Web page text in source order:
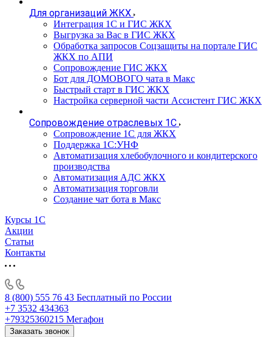
Для организаций ЖКХ
Интеграция 1С и ГИС ЖКХ
Выгрузка за Вас в ГИС ЖКХ
Обработка запросов Соцзащиты на портале ГИС
ЖКХ по АПИ
Сопровождение ГИС ЖКХ
Бот для ДОМОВОГО чата в Макс
Быстрый старт в ГИС ЖКХ
Настройка серверной части Ассистент ГИС ЖКХ
Сопровождение отраслевых 1С
Сопровождение 1С для ЖКХ
Поддержка 1С:УНФ
Автоматизация хлебобулочного и кондитерского
производства
Автоматизация АДС ЖКХ
Автоматизация торговли
Создание чат бота в Макс
Курсы 1С
Акции
Статьи
Контакты
8 (800) 555 76 43 Бесплатный по России
+7 3532 434363
+79325360215 Мегафон
Заказать звонок